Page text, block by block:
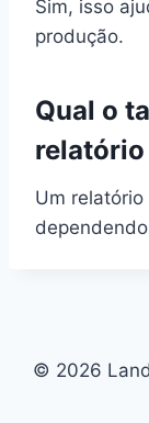
Sim, isso
produção.
Qual o
Um
© 2026